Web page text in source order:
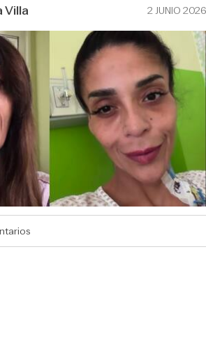
Villa 2 JUNIO 2026